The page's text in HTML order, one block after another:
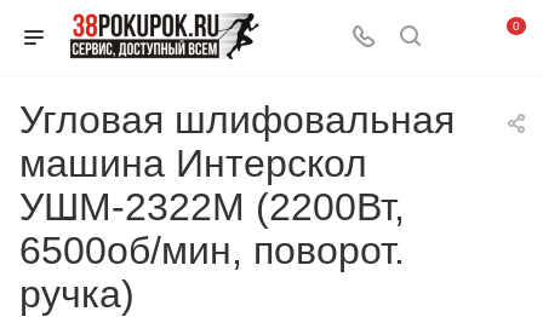
0
Угловая шлифовальная
машина Интерскол
УШМ-2322М (2200Вт,
6500об/мин, поворот.
ручка)